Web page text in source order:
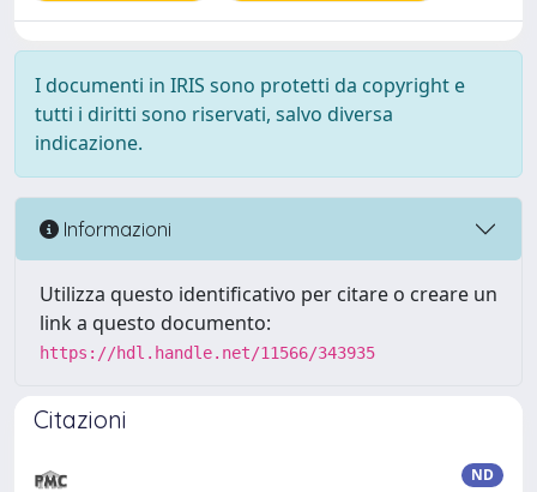
I documenti in IRIS sono protetti da copyright e
tutti i diritti sono riservati, salvo diversa
indicazione.
Informazioni
Utilizza questo identificativo per citare o creare un
link a questo documento:
https://hdl.handle.net/11566/343935
Citazioni
ND